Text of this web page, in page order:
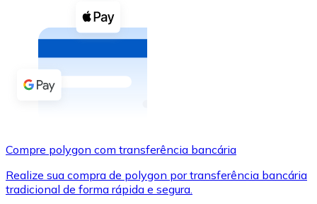
Cupons cripto
Compre criptomoedas com dinheiro e outros
Comprar com dinheiro
Transferência SEPA
Cartão de crédito / débito
Use cartões Visa e Mastercard para comprar
Compre polygon com transferência bancária
Realize sua compra de polygon por transferência bancária
tradicional de forma rápida e segura.